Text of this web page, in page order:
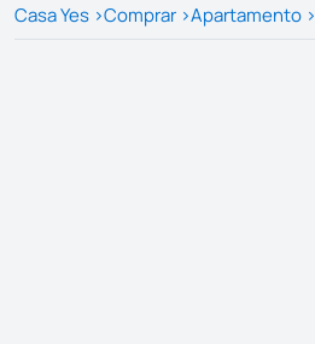
Casa Yes >Comprar >Apartamento >